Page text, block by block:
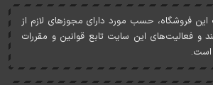
اين فروشگاه، حسب مورد دارای مجوزهای لازم از
و فعاليت‌های اين سايت تابع قوانين و مقررات
است.